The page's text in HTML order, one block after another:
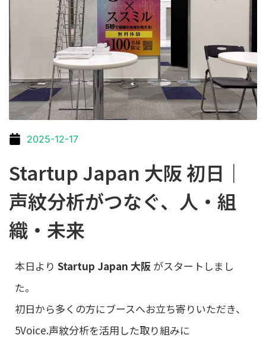
2025-12-17
Startup Japan 大阪 初日｜
声紋分析がつなぐ、人・組
織・未来
本日より Startup Japan 大阪 がスタートしまし
た。
初日から多くの方にブースへお立ち寄りいただき、
5Voice.声紋分析を活用した取り組みに